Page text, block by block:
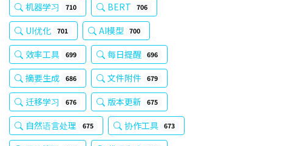
机器学习 710 BERT 706
UI优化 701 AI模型 700
效率工具 699 每日提醒 696
摘要生成 686 文件附件 679
迁移学习 676 版本更新 675
自然语言处理 675 协作工具 673